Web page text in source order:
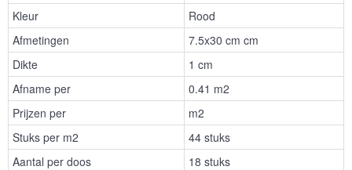
Kleur
Rood
Afmetingen
7.5x30 cm cm
Dikte
1 cm
Afname per
0.41 m2
Prijzen per
m2
Stuks per m2
44 stuks
Aantal per doos
18 stuks